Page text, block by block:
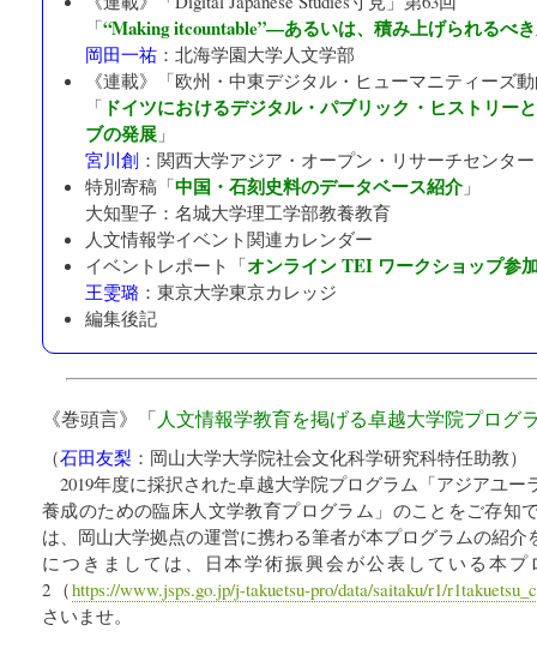
「“Making itcountable”—あるいは、積み上げられるべ
岡田一祐 ： 北海学園大学人文学部
《連載》「欧州・中東デジタル・ヒューマニティーズ
「 ドイツにおけるデジタル・パブリック・ヒストリー
ブの発展 」
宮川創 ： 関西大学アジア・オープン・リサーチセンタ
特別寄稿「中国・石刻史料のデータベース紹介 」
大知聖子： 名城大学理工学部教養教育
人文情報学イベント関連カレンダー
イベントレポート「オンライン TEI ワークショップ参
王雯璐 ： 東京大学東京カレッジ
編集後記
《巻頭言》「人文情報学教育を掲げる卓越大学院プログ
（石田友梨 ： 岡山大学大学院社会文化科学研究科特任助教）
2019年度に採択された卓越大学院プログラム「アジアユ
養成のための臨床人文学教育プログラム」のことをご存知
は、岡山大学拠点の運営に携わる筆者が本プログラムの紹
につきましては、日本学術振興会が公表している本
2（https://www.jsps.go.jp/j-takuetsu-pro/data/saitaku/r1/
さいませ。